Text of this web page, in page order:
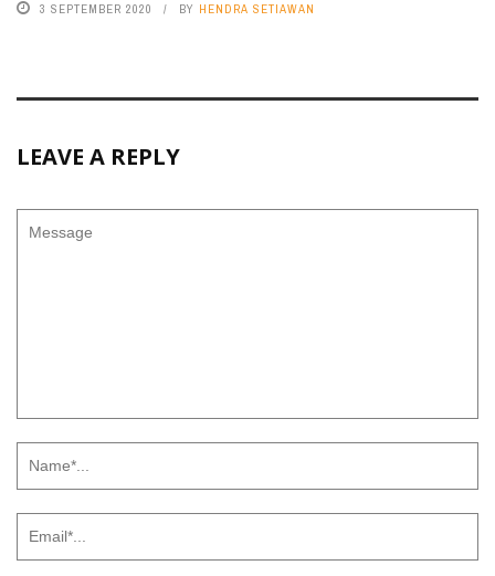
3 SEPTEMBER 2020 BY HENDRA SETIAWAN
LEAVE A REPLY